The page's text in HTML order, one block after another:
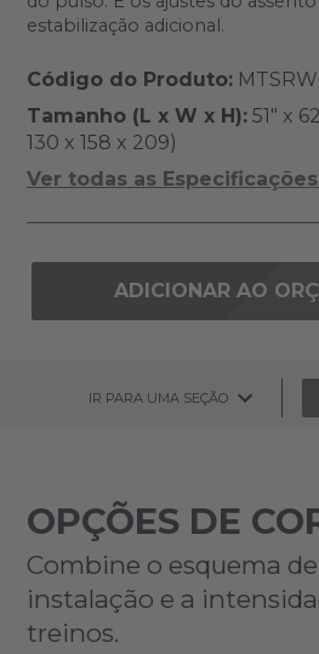
estabilização adicional.
Código do Produto:MTSRW
Tamanho (L x W x H):51" x
130 x 158 x 209)
Ver todas as Especificações
ADICIONAR AO
IR PARA UMA SEÇÃO
OPÇÕES DE
Combine o esquema
instalação e a
treinos.